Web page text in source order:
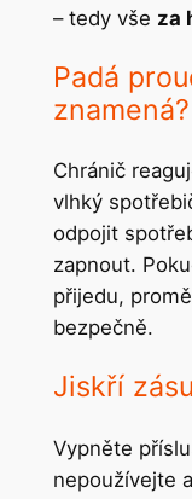
– tedy vše za
Padá
znamená?
Chránič
vlhký
odpojit
zapnout.
přijedu,
bezpečně.
Jiskří
Vypněte
nepoužívejte